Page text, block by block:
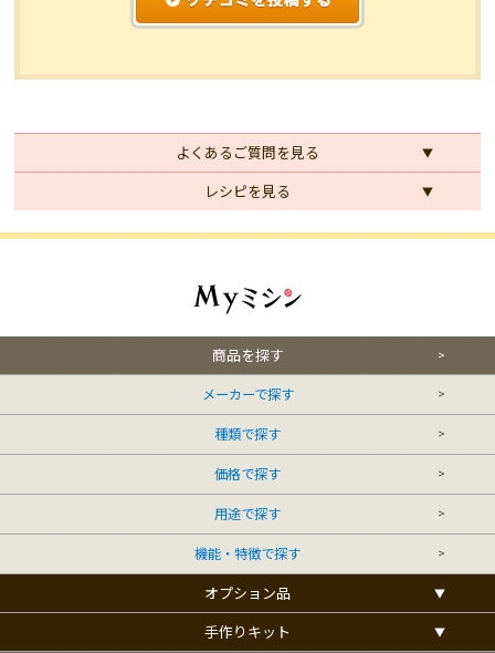
よくあるご質問を見る
レシピを見る
商品を探す
メーカーで探す
種類で探す
価格で探す
用途で探す
機能・特徴で探す
オプション品
手作りキット